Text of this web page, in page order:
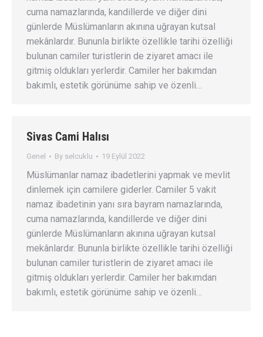
cuma namazlarında, kandillerde ve diğer dini
günlerde Müslümanların akınına uğrayan kutsal
mekânlardır. Bununla birlikte özellikle tarihi özelliği
bulunan camiler turistlerin de ziyaret amacı ile
gitmiş oldukları yerlerdir. Camiler her bakımdan
bakımlı, estetik görünüme sahip ve özenli…
Sivas Cami Halısı
Genel By selcuklu 19 Eylül 2022
Müslümanlar namaz ibadetlerini yapmak ve mevlit
dinlemek için camilere giderler. Camiler 5 vakit
namaz ibadetinin yanı sıra bayram namazlarında,
cuma namazlarında, kandillerde ve diğer dini
günlerde Müslümanların akınına uğrayan kutsal
mekânlardır. Bununla birlikte özellikle tarihi özelliği
bulunan camiler turistlerin de ziyaret amacı ile
gitmiş oldukları yerlerdir. Camiler her bakımdan
bakımlı, estetik görünüme sahip ve özenli…